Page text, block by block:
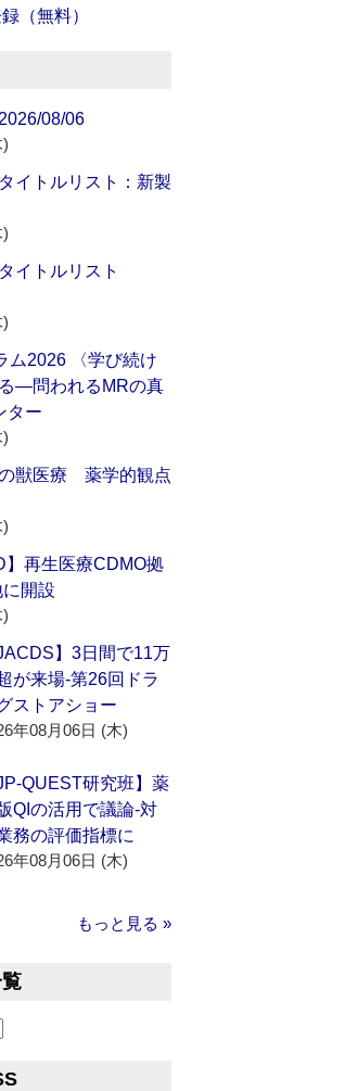
（無料）
08/06
イトルリスト：新製
イトルリスト
ム2026 〈学び続け
―問われるMRの真
ター
の獣医療 薬学的観点
】再生医療CDMO拠
に開設
JACDS】3日間で11万
が来場‐第26回ドラ
ストアショー
年08月06日 (木)
JP-QUEST研究班】薬
QIの活用で議論‐対
務の評価指標に
年08月06日 (木)
もっと見る »